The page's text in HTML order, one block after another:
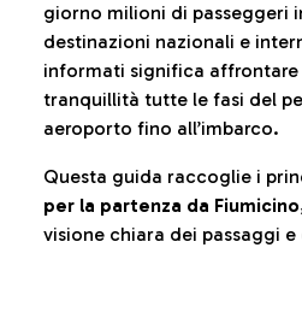
giorno milioni di passeggeri
destinazioni nazionali e
informati significa
tranquillità tutte le fasi del
aeroporto fino all’imbarco.
Questa guida raccoglie i
per la partenza da Fiumicino
visione chiara dei passaggi